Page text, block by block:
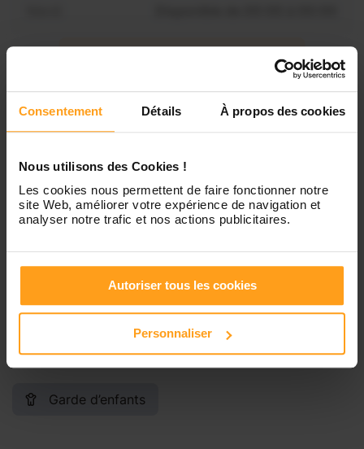
Consentement Détails À propos des cookies
Nous utilisons des Cookies !
Les cookies nous permettent de faire fonctionner notre
site Web, améliorer votre expérience de navigation et
analyser notre trafic et nos actions publicitaires.
Autoriser tous les cookies
Personnaliser
Disponible de 00:00 à 00:30
Jeudi Disponible de 00:00 à 00:00
Vendredi Disponible de 00:00 à 00:00
Samedi Disponible de 00:00 à 00:00
Dimanche Disponible de 00:00 à 00:00
disponibilités de Amina ?
Garde d’enfants